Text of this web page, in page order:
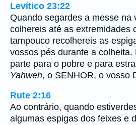
Levítico 23:22
Quando segardes a messe na
colhereis até as extremidades
tampouco recolhereis as
vossos pés durante a colheita.
parte para o pobre e para
Yahweh, o SENHOR, o vosso
Rute 2:16
Ao contrário, quando
algumas espigas dos feixes e